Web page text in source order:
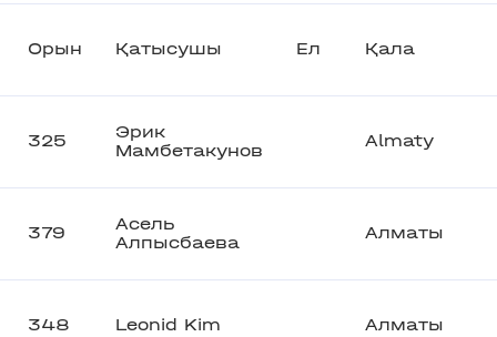
Орын Қатысушы Ел Қала
325
Эрик
Мамбетакунов
Almaty
379
Асель
Алпысбаева
Алматы
348 Leonid Kim Алматы